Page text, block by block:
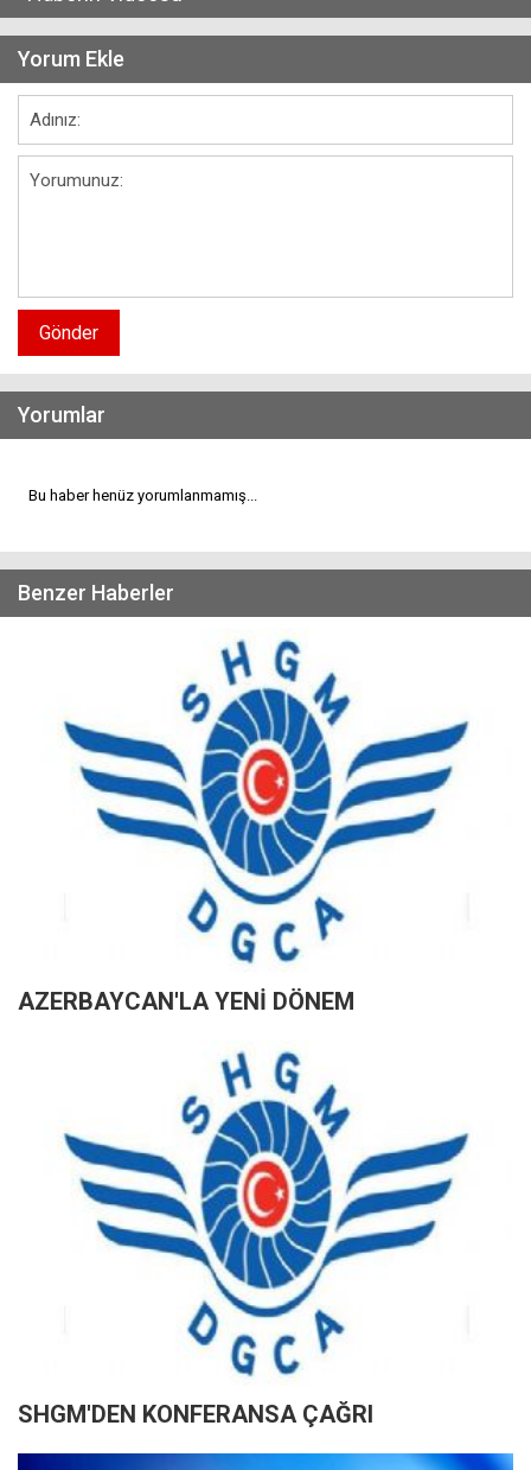
Yorum Ekle
Gönder
Yorumlar
Bu haber henüz yorumlanmamış...
Benzer Haberler
AZERBAYCAN'LA YENİ DÖNEM
SHGM'DEN KONFERANSA ÇAĞRI